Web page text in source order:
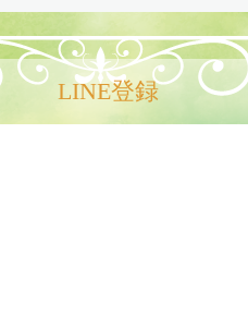
LINE登録